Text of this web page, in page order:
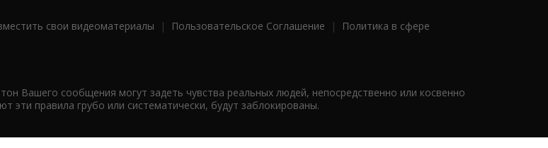
свои видеоматериалы | Пользовательское Соглашение |
Политика в сфере
Вашего сообщения могут задеть чувства реальных людей, непосредственно или косвенно
правила грубо или систематически, будут заблокированы.